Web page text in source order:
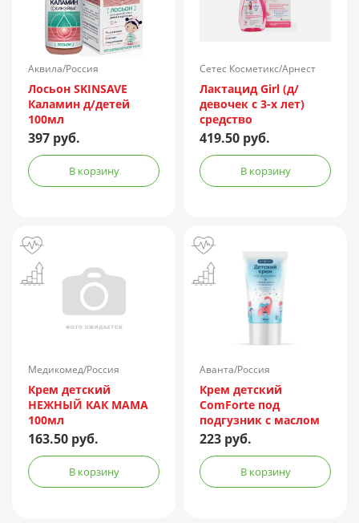
Аквила/Россия
Лосьон SKINSAVE
Каламин д/детей
100мл
397 руб.
В корзину
Сетес Косметикс/Арнест
Косметикс/Россия
Лактацид Girl (д/
девочек с 3-х лет)
средство
Экстрамягкое д/
интимн. гигиены
(персик, алоэ вера,
молочная кислота)
419.50 руб.
В корзину
Медикомед/Россия
Крем детский
НЕЖНЫЙ КАК МАМА
100мл
163.50 руб.
В корзину
Аванта/Россия
Крем детский
ComForte под
подгузник с маслом
жожоба и D-
пантенолом 50мл
223 руб.
В корзину